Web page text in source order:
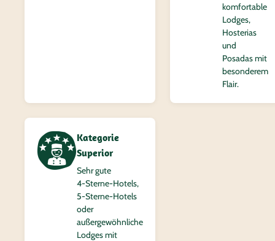
komfortable
Lodges,
Hosterias
und
Posadas mit
besonderem
Flair.
Kategorie
Superior
Sehr gute
4‑Sterne-Hotels,
5‑Sterne-Hotels
oder
außergewöhnliche
Lodges mit